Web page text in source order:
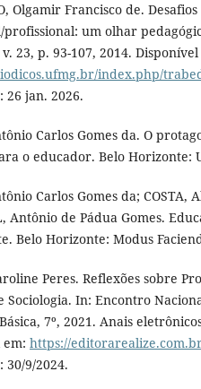
Olgamir Francisco de.
profissional: um olhar
23, p. 93-107, 2014.
index.php/
26 jan. 2026.
Carlos Gomes da. O
o educador. Belo Horizonte:
Carlos Gomes da; COSTA,
Antônio de Pádua Gomes.
Belo Horizonte: Modus
Peres. Reflexões sobre
Sociologia. In: Encontro
7º, 2021. Anais
https://
30/9/2024.